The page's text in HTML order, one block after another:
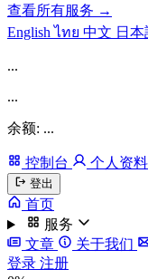
查看所有服务 →
Englishไทย 中文 日本
...
...
余额: ...
控制台 个人资料
登出
首页
服务
文章
关于我们
登录 注册